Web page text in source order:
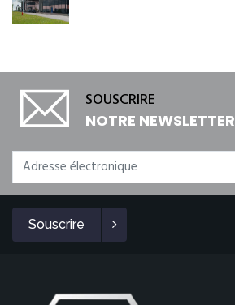
SOUSCRIRE
NOTRE NEWSLETTER
Souscrire